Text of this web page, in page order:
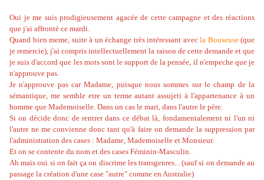
Oui je me suis prodigieusement agacée de cette campagne et des réactions
que j'ai affronté ce mardi.
Quand bien meme, suite à un échange très intéressant avec la Bouseuse(que
je remercie), j'ai compris intellectuellement la raison de cette demande et que
je suis d'accord que les mots sont le support de la pensée, il n'empeche que je
n'approuve pas.
Je n'approuve pas car Madame, puisque nous sommes sur le champ de la
sémantique, me semble etre un terme autant assujeti à l'appartenance à un
homme que Mademoiselle. Dans un cas le mari, dans l'autre le père.
Si on décide donc de rentrer dans ce débat là, fondamentalement ni l'un ni
l'autre ne me convienne donc tant qu'à faire on demande la suppression par
l'administration des cases : Madame, Mademoiselle et Monsieur.
Et on se contente du nom et des cases Féminin-Masculin.
Ah mais oui si on fait ça on discrime les transgenres... (sauf si on demande au
passage la création d'une case "autre" comme en Australie)